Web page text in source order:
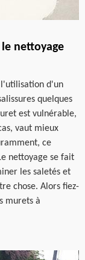
nettoyage
l'utilisation d'un
quelques
est vulnérable,
vaut mieux
ce
nettoyage se fait
les saletés et
chose. Alors fiez-
murets à